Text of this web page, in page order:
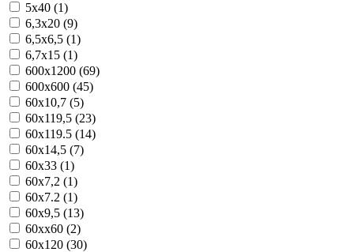
5x40 (1)
6,3x20 (9)
6,5x6,5 (1)
6,7x15 (1)
600x1200 (69)
600x600 (45)
60x10,7 (5)
60x119,5 (23)
60x119.5 (14)
60x14,5 (7)
60x33 (1)
60x7,2 (1)
60x7.2 (1)
60x9,5 (13)
60xx60 (2)
60х120 (30)